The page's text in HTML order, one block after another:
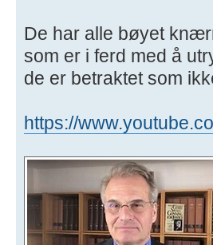
De har alle bøyet
som er i ferd med å
de er betraktet som
https://